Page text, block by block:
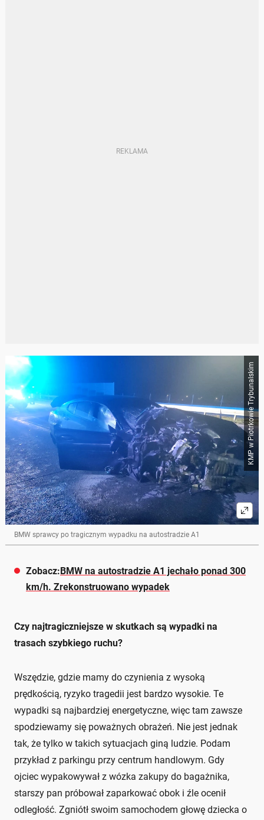
KMP w Piotrkowie Trybunalskim
BMW sprawcy po tragicznym wypadku na autostradzie A1
Zobacz: BMW na autostradzie A1 jechało ponad 300
km/h. Zrekonstruowano wypadek
Czy najtragiczniejsze w skutkach są wypadki na
trasach szybkiego ruchu?
Wszędzie, gdzie mamy do czynienia z wysoką
prędkością, ryzyko tragedii jest bardzo wysokie. Te
wypadki są najbardziej energetyczne, więc tam zawsze
spodziewamy się poważnych obrażeń. Nie jest jednak
tak, że tylko w takich sytuacjach giną ludzie. Podam
przykład z parkingu przy centrum handlowym. Gdy
ojciec wypakowywał z wózka zakupy do bagażnika,
starszy pan próbował zaparkować obok i źle ocenił
odległość. Zgniótł swoim samochodem głowę dziecka o